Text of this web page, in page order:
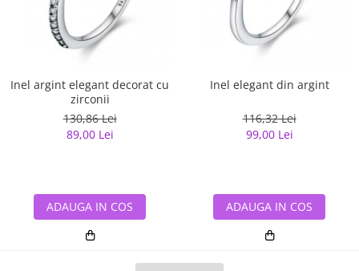
Inel argint elegant decorat cu
zirconii
130,86 Lei
89,00 Lei
ADAUGA IN COS
Inel elegant din argint
116,32 Lei
99,00 Lei
ADAUGA IN COS